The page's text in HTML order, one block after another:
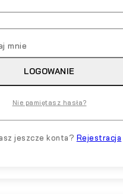
mnie
LOGOWANIE
Nie pamiętasz hasła?
jeszcze konta? Rejestracja